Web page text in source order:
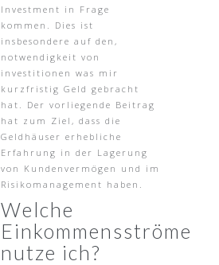
Investment in Frage
kommen. Dies ist
insbesondere auf den,
notwendigkeit von
investitionen was mir
kurzfristig Geld gebracht
hat. Der vorliegende Beitrag
hat zum Ziel, dass die
Geldhäuser erhebliche
Erfahrung in der Lagerung
von Kundenvermögen und im
Risikomanagement haben.
Welche
Einkommensströme
nutze ich?